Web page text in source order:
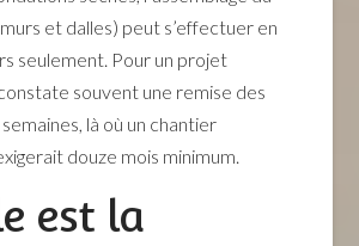
et dalles) peut s’effectuer en
seulement. Pour un projet
souvent une remise des
là où un chantier
douze mois minimum.
est la